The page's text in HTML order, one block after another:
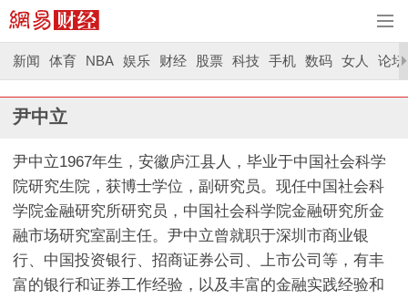
新闻 体育 NBA 娱乐 财经 股票 科技 手机 数码 女人 论坛
尹中立
尹中立1967年生，安徽庐江县人，毕业于中国社会科学
院研究生院，获博士学位，副研究员。现任中国社会科
学院金融研究所研究员，中国社会科学院金融研究所金
融市场研究室副主任。尹中立曾就职于深圳市商业银
行、中国投资银行、招商证券公司、上市公司等，有丰
富的银行和证券工作经验，以及丰富的金融实践经验和